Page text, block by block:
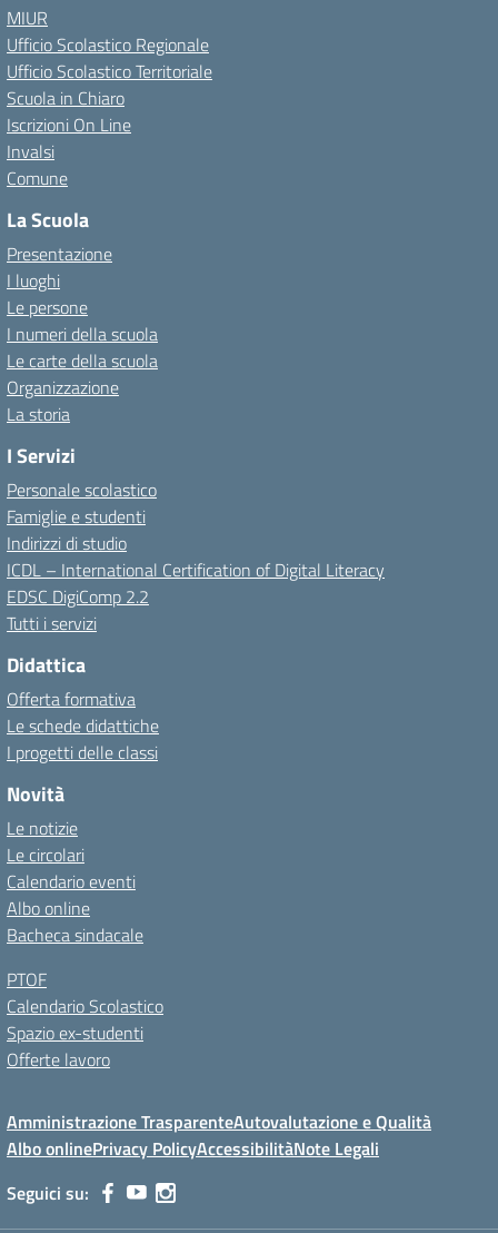
MIUR
Ufficio Scolastico Regionale
Ufficio Scolastico Territoriale
Scuola in Chiaro
Iscrizioni On Line
Invalsi
Comune
La Scuola
Presentazione
I luoghi
Le persone
I numeri della scuola
Le carte della scuola
Organizzazione
La storia
I Servizi
Personale scolastico
Famiglie e studenti
Indirizzi di studio
ICDL – International Certification of Digital Literacy
EDSC DigiComp 2.2
Tutti i servizi
Didattica
Offerta formativa
Le schede didattiche
I progetti delle classi
Novità
Le notizie
Le circolari
Calendario eventi
Albo online
Bacheca sindacale
PTOF
Calendario Scolastico
Spazio ex-studenti
Offerte lavoro
Amministrazione TrasparenteAutovalutazione e Qualità
Albo onlinePrivacy PolicyAccessibilitàNote Legali
Seguici su: